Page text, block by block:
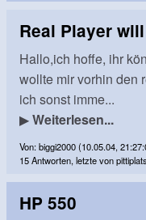
Real Player
Hallo,ich hoffe, ihr
wollte mir vorhin den
ich sonst imme...
▶Weiterlesen...
Von: biggi2000 (10.05.04,
15 Antworten, letzte von
HP 550